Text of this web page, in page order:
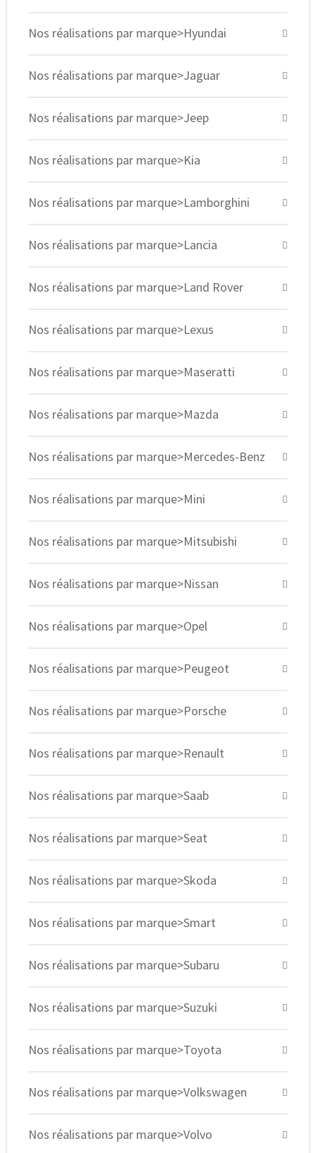
Nos réalisations par marque>Hyundai
Nos réalisations par marque>Jaguar
Nos réalisations par marque>Jeep
Nos réalisations par marque>Kia
Nos réalisations par marque>Lamborghini
Nos réalisations par marque>Lancia
Nos réalisations par marque>Land Rover
Nos réalisations par marque>Lexus
Nos réalisations par marque>Maseratti
Nos réalisations par marque>Mazda
Nos réalisations par marque>Mercedes-Benz
Nos réalisations par marque>Mini
Nos réalisations par marque>Mitsubishi
Nos réalisations par marque>Nissan
Nos réalisations par marque>Opel
Nos réalisations par marque>Peugeot
Nos réalisations par marque>Porsche
Nos réalisations par marque>Renault
Nos réalisations par marque>Saab
Nos réalisations par marque>Seat
Nos réalisations par marque>Skoda
Nos réalisations par marque>Smart
Nos réalisations par marque>Subaru
Nos réalisations par marque>Suzuki
Nos réalisations par marque>Toyota
Nos réalisations par marque>Volkswagen
Nos réalisations par marque>Volvo